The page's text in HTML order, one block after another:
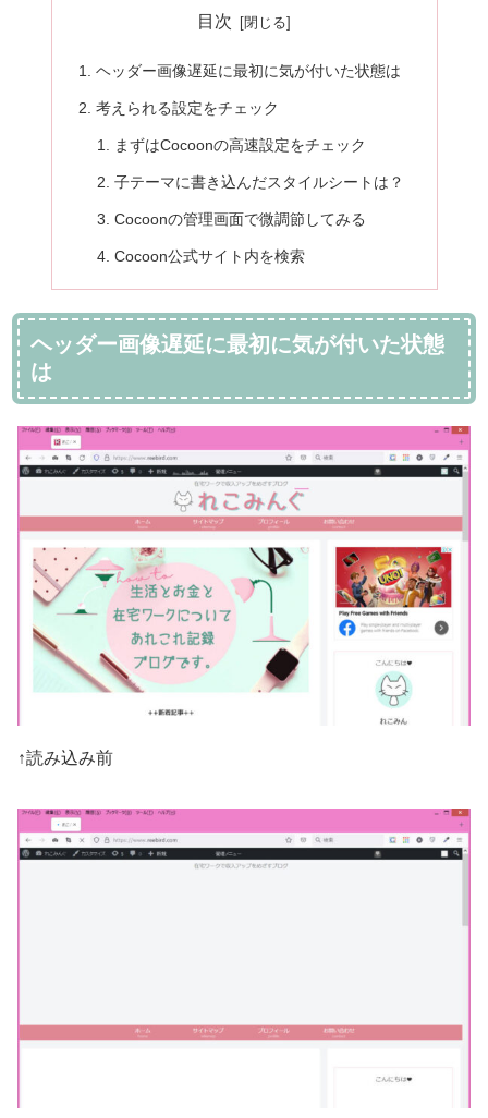
目次
ヘッダー画像遅延に最初に気が付いた状態は
考えられる設定をチェック
まずはCocoonの高速設定をチェック
子テーマに書き込んだスタイルシートは？
Cocoonの管理画面で微調節してみる
Cocoon公式サイト内を検索
ヘッダー画像遅延に最初に気が付いた状態
は
↑読み込み前